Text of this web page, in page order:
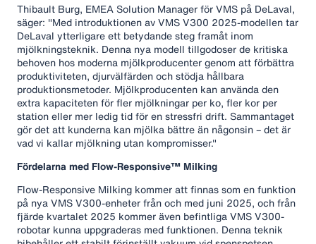
Thibault Burg, EMEA Solution Manager för VMS på DeLaval,
säger: "Med introduktionen av VMS V300 2025-modellen tar
DeLaval ytterligare ett betydande steg framåt inom
mjölkningsteknik. Denna nya modell tillgodoser de kritiska
behoven hos moderna mjölkproducenter genom att förbättra
produktiviteten, djurvälfärden och stödja hållbara
produktionsmetoder. Mjölkproducenten kan använda den
extra kapaciteten för fler mjölkningar per ko, fler kor per
station eller mer ledig tid för en stressfri drift. Sammantaget
gör det att kunderna kan mjölka bättre än någonsin – det är
vad vi kallar mjölkning utan kompromisser."
Fördelarna med Flow-Responsive™ Milking
Flow-Responsive Milking kommer att finnas som en funktion
på nya VMS V300-enheter från och med juni 2025, och från
fjärde kvartalet 2025 kommer även befintliga VMS V300-
robotar kunna uppgraderas med funktionen. Denna teknik